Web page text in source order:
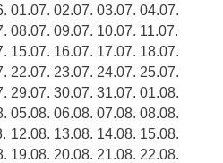
01.07. 02.07. 03.07. 04.07.
08.07. 09.07. 10.07. 11.07.
15.07. 16.07. 17.07. 18.07.
22.07. 23.07. 24.07. 25.07.
29.07. 30.07. 31.07. 01.08.
05.08. 06.08. 07.08. 08.08.
12.08. 13.08. 14.08. 15.08.
19.08. 20.08. 21.08. 22.08.